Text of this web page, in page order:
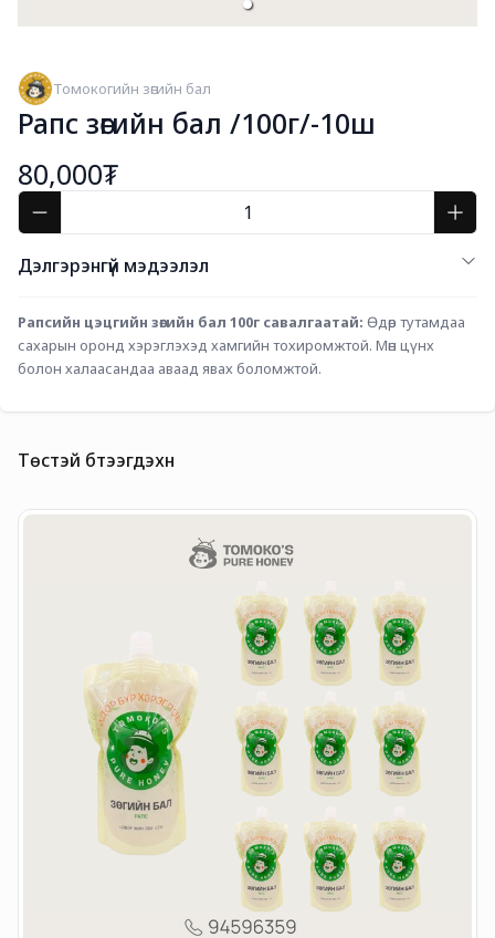
Томокогийн зөгийн бал
Рапс зөгийн бал /100г/-10ш
80,000₮
Дэлгэрэнгүй мэдээлэл
Рапсийн цэцгийн зөгийн бал 100г савалгаатай: Өдөр тутамдаа
сахарын оронд хэрэглэхэд хамгийн тохиромжтой. Мөн цүнх
болон халаасандаа аваад явах боломжтой.
Төстэй бүтээгдэхүүн